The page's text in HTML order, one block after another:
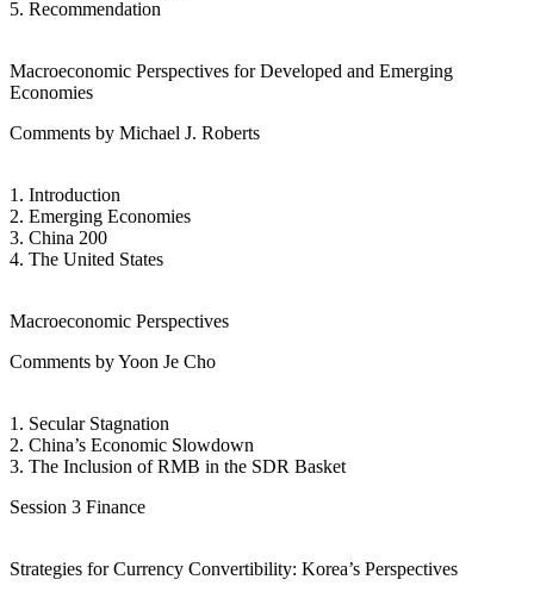
5. Recommendation
Macroeconomic Perspectives for Developed and Emerging
Economies
Comments by Michael J. Roberts
1. Introduction
2. Emerging Economies
3. China 200
4. The United States
Macroeconomic Perspectives
Comments by Yoon Je Cho
1. Secular Stagnation
2. China’s Economic Slowdown
3. The Inclusion of RMB in the SDR Basket
Session 3 Finance
Strategies for Currency Convertibility: Korea’s Perspectives